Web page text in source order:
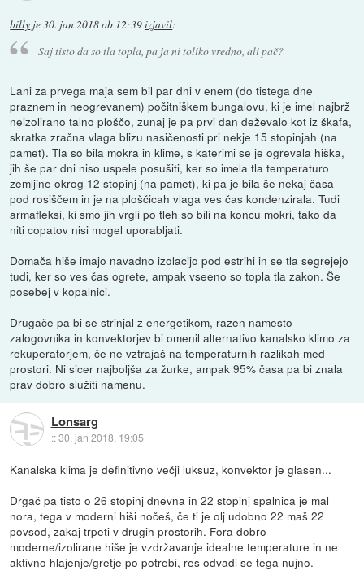
billy je30. jan 2018 ob 12:39izjavil:
Saj tisto da so tla topla, pa ja ni toliko vredno, ali pač?
Lani za prvega maja sem bil par dni v enem (do tistega dne
praznem in neogrevanem) počitniškem bungalovu, ki je imel najbrž
neizolirano talno ploščo, zunaj je pa prvi dan deževalo kot iz škafa,
skratka zračna vlaga blizu nasičenosti pri nekje 15 stopinjah (na
pamet). Tla so bila mokra in klime, s katerimi se je ogrevala hiška,
jih še par dni niso uspele posušiti, ker so imela tla temperaturo
zemljine okrog 12 stopinj (na pamet), ki pa je bila še nekaj časa
pod rosiščem in je na ploščicah vlaga ves čas kondenzirala. Tudi
armafleksi, ki smo jih vrgli po tleh so bili na koncu mokri, tako da
niti copatov nisi mogel uporabljati.
Domača hiše imajo navadno izolacijo pod estrihi in se tla segrejejo
tudi, ker so ves čas ogrete, ampak vseeno so topla tla zakon. Še
posebej v kopalnici.
Drugače pa bi se strinjal z energetikom, razen namesto
zalogovnika in konvektorjev bi omenil alternativo kanalsko klimo za
rekuperatorjem, če ne vztrajaš na temperaturnih razlikah med
prostori. Ni sicer najboljša za žurke, ampak 95% časa pa bi znala
prav dobro služiti namenu.
Lonsarg
::30. jan 2018, 19:05
Kanalska klima je definitivno večji luksuz, konvektor je glasen...
Drgač pa tisto o 26 stopinj dnevna in 22 stopinj spalnica je mal
nora, tega v moderni hiši nočeš, če ti je olj udobno 22 maš 22
povsod, zakaj trpeti v drugih prostorih. Fora dobro
moderne/izolirane hiše je vzdržavanje idealne temperature in ne
aktivno hlajenje/gretje po potrebi, res odvadi se tega nujno.